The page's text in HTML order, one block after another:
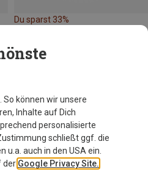
Du sparst 33%
auch
So können wir unsere
Inhalte auf Dich
personalisierte
schließt ggf. die
u.a. auch in den USA ein.
der Google Privacy Site.